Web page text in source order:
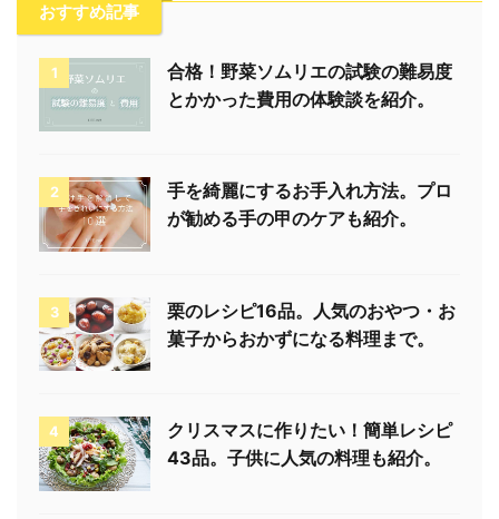
おすすめ記事
1
合格！野菜ソムリエの試験の難易度
とかかった費用の体験談を紹介。
2
手を綺麗にするお手入れ方法。プロ
が勧める手の甲のケアも紹介。
3
栗のレシピ16品。人気のおやつ・お
菓子からおかずになる料理まで。
4
クリスマスに作りたい！簡単レシピ
43品。子供に人気の料理も紹介。